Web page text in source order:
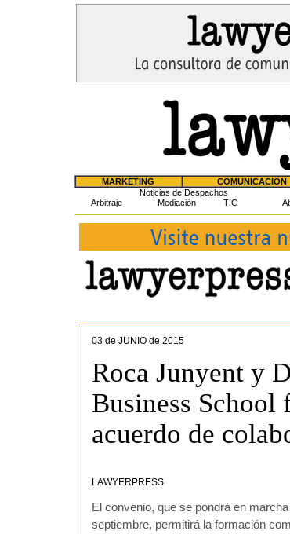
MARKETING COMUNICACIÓN
Noticias de Despachos
Arbitraje
Mediación TIC
03 de JUNIO de 2015
Roca Junyent y
Business School
acuerdo de
LAWYERPRESS
El convenio, que se pondrá en
septiembre, permitirá la formación